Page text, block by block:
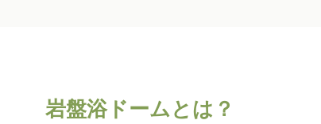
岩盤浴ドームとは？